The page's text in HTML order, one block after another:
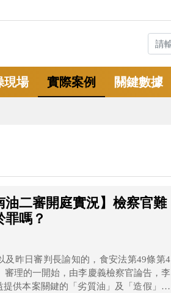
現場 實際案例 關鍵數據
油二審開庭實況】檢察官難
嗎？
及昨日審判長諭知的，食安法第49條第4
供本案關鍵的「劣質油」及「造假」的